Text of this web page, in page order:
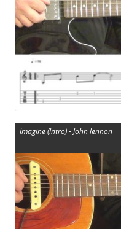
Imagine (Intro) - John lennon